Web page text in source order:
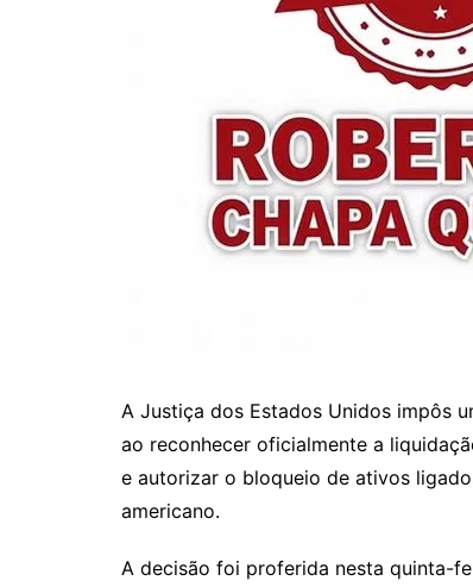
A Justiça dos Estados Unidos impôs
ao reconhecer oficialmente a
e autorizar o bloqueio de ativos
americano.
A decisão foi proferida nesta quinta-